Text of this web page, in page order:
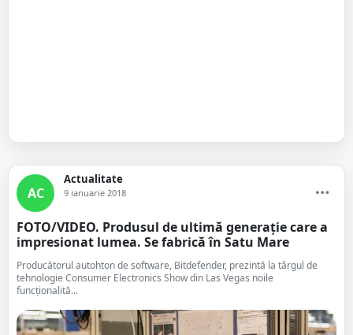
AC
Actualitate
9 ianuarie 2018
FOTO/VIDEO. Produsul de ultimă generație care a
impresionat lumea. Se fabrică în Satu Mare
Producătorul autohton de software, Bitdefender, prezintă la târgul de
tehnologie Consumer Electronics Show din Las Vegas noile
funcționalită...